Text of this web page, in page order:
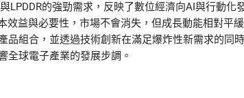
的強勁需求，反映了數位經濟向AI與行動化
效益與必要性，市場不會消失，但成長動能相對平
組合，並透過技術創新在滿足爆炸性新需求的同
全球電子產業的發展步調。